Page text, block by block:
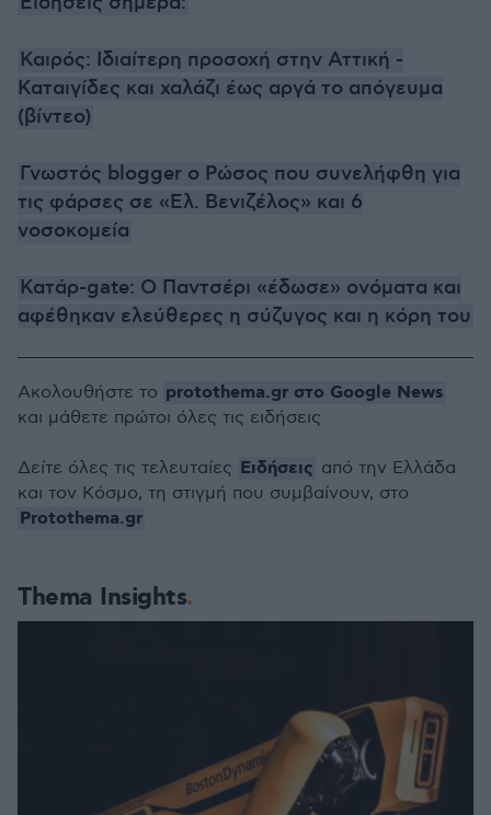
Καιρός: Ιδιαίτερη προσοχή στην Αττική -
Καταιγίδες και χαλάζι έως αργά το απόγευμα
(βίντεο)
Γνωστός blogger ο Ρώσος που συνελήφθη για
τις φάρσες σε «Ελ. Βενιζέλος» και 6
νοσοκομεία
Κατάρ-gate: Ο Παντσέρι «έδωσε» ονόματα και
αφέθηκαν ελεύθερες η σύζυγος και η κόρη του
Thema Insights
Ακολουθήστε το protothema.gr στο Google News
και μάθετε πρώτοι όλες τις ειδήσεις
Δείτε όλες τις τελευταίες Ειδήσεις από την Ελλάδα
και τον Κόσμο, τη στιγμή που συμβαίνουν, στο
Protothema.gr